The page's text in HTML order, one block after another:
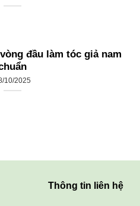
đầu làm tóc giả nam
10/2025
Thông tin liên hệ